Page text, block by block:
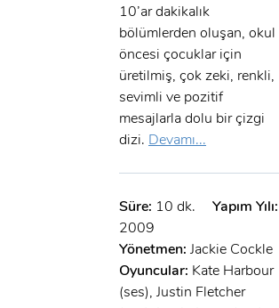
10’ar dakikalık
bölümlerden oluşan, okul
öncesi çocuklar için
üretilmiş, çok zeki, renkli,
sevimli ve pozitif
mesajlarla dolu bir çizgi
dizi. Devamı...
Süre: 10 dk.
Yapım Yılı:
2009
Yönetmen: Jackie Cockle
Oyuncular: Kate Harbour
(ses), Justin Fletcher